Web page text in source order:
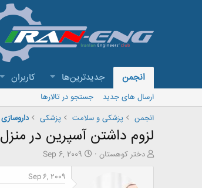
انجمن جدیدترین‌ها کاربران
ارسال های جدید
جستجو در تالارها
انجمن
پزشکی و سلامت پزشکی داروسازی
لزوم داشتن آسپرين در منزل
ش
دختر کوهستان
تSep 6, 2009
Sep 6, 2009